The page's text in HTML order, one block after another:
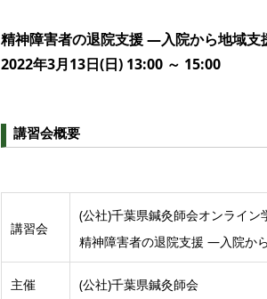
精神障害者の退院支援 —入院から地域支
2022年3月13日(日) 13:00 ～ 15:00
講習会概要
講習会
(公社)千葉県鍼灸師会オンライン
精神障害者の退院支援 —入院か
主催 (公社)千葉県鍼灸師会